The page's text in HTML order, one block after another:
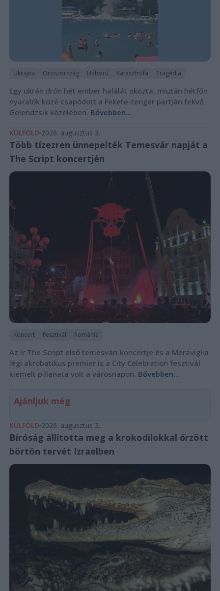
Ukrajna Oroszország Háború Katasztrófa Tragédia
Egy ukrán drón hét ember halálát okozta, miután hétfőn
nyaralók közé csapódott a Fekete-tenger partján fekvő
Gelendzsik közelében. Bővebben...
KÜLFÖLD 2026. augusztus 3.
Több tízezren ünnepelték Temesvár napját a
The Script koncertjén
Koncert Fesztivál Románia
Az ír The Script első temesvári koncertje és a Meraviglia
légi akrobatikus premier is a City Celebration fesztivál
kiemelt pillanata volt a városnapon. Bővebben...
Ajánljuk még
KÜLFÖLD 2026. augusztus 3.
Bíróság állította meg a krokodilokkal őrzött
börtön tervét Izraelben